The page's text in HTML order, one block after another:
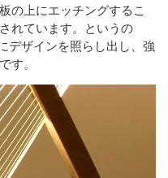
の上にエッチングするこ
れています。というの
デザインを照らし出し、強
す。